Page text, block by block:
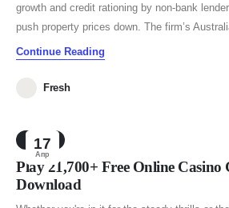
growth and credit rationing by non-bank
push property prices down. The firm’s
Continue Reading
Fresh
17
Апр
NEWS
Play 21,700+ Free Online Casino
Download